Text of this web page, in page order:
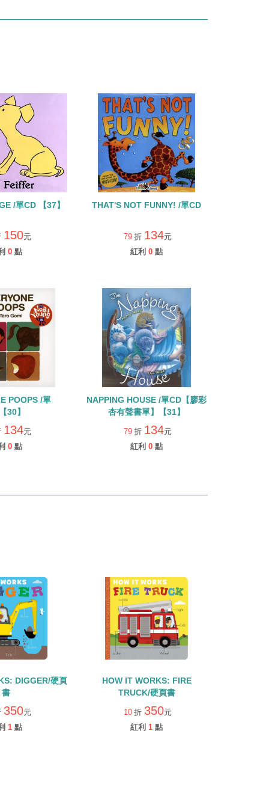
/單CD 【37】
150元
0 點
THAT'S NOT FUNNY! /單CD
79 折 134元
紅利 0 點
POOPS /單
30】
134元
0 點
NAPPING HOUSE /單CD【廖彩
杏有聲書單】【31】
79 折 134元
紅利 0 點
DIGGER/硬頁
書
350元
1 點
HOW IT WORKS: FIRE
TRUCK/硬頁書
10 折 350元
紅利 1 點